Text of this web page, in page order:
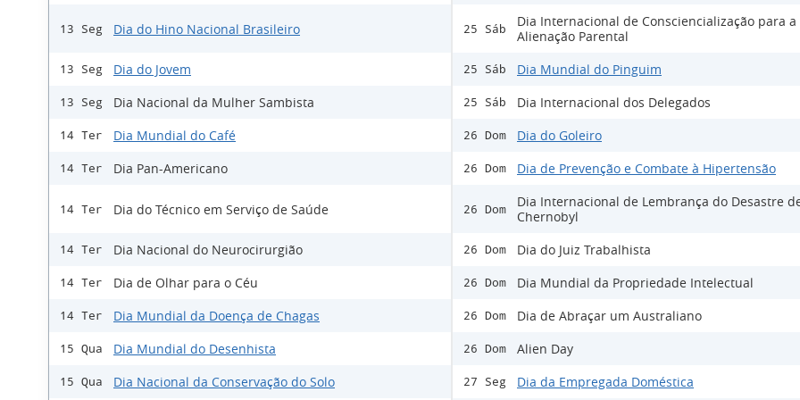
13 Seg Dia do Hino Nacional Brasileiro
13 Seg Dia do Jovem
13 Seg Dia Nacional da Mulher Sambista
14 Ter Dia Mundial do Café
14 Ter Dia Pan-Americano
14 Ter Dia do Técnico em Serviço de Saúde
14 Ter Dia Nacional do Neurocirurgião
14 Ter Dia de Olhar para o Céu
14 Ter Dia Mundial da Doença de Chagas
15 Qua Dia Mundial do Desenhista
15 Qua Dia Nacional da Conservação do Solo
25 Sáb
Dia Internacional de Consciencialização para a
Alienação Parental
25 Sáb Dia Mundial do Pinguim
25 Sáb Dia Internacional dos Delegados
26 Dom Dia do Goleiro
26 Dom Dia de Prevenção e Combate à Hipertensão
26 Dom
Dia Internacional de Lembrança do Desastre
Chernobyl
26 Dom Dia do Juiz Trabalhista
26 Dom Dia Mundial da Propriedade Intelectual
26 Dom Dia de Abraçar um Australiano
26 Dom Alien Day
27 Seg Dia da Empregada Doméstica